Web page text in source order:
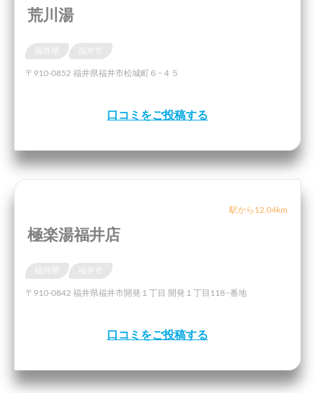
荒川湯
〒910-0852 福井県福井市松城町６−４５
口コミをご投稿する
駅から12.04km
極楽湯福井店
〒910-0842 福井県福井市開発１丁目 開発１丁目118−番地
口コミをご投稿する